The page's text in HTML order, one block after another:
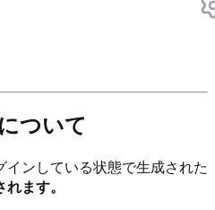
ついて
ンしている状態で生成された
ます。